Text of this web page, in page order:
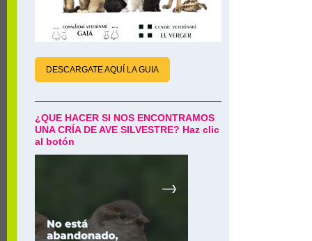
DESCARGATE AQUÍ LA GUIA
¿QUE HACER SI NOS ENCONTRAMOS
UNA CRÍA DE AVE SILVESTRE? Haz clic
al botón